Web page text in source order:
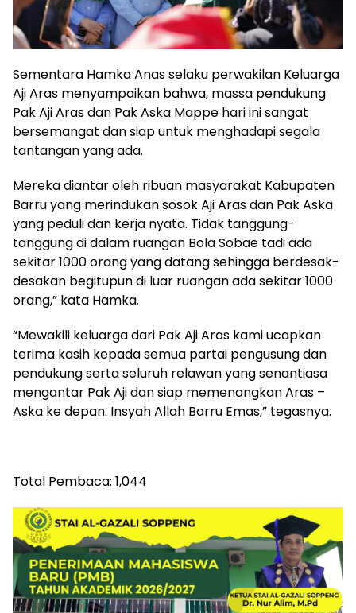
Sementara Hamka Anas selaku perwakilan Keluarga
Aji Aras menyampaikan bahwa, massa pendukung
Pak Aji Aras dan Pak Aska Mappe hari ini sangat
bersemangat dan siap untuk menghadapi segala
tantangan yang ada.
Mereka diantar oleh ribuan masyarakat Kabupaten
Barru yang merindukan sosok Aji Aras dan Pak Aska
yang peduli dan kerja nyata. Tidak tanggung-
tanggung di dalam ruangan Bola Sobae tadi ada
sekitar 1000 orang yang datang sehingga berdesak-
desakan begitupun di luar ruangan ada sekitar 1000
orang,” kata Hamka.
“Mewakili keluarga dari Pak Aji Aras kami ucapkan
terima kasih kepada semua partai pengusung dan
pendukung serta seluruh relawan yang senantiasa
mengantar Pak Aji dan siap memenangkan Aras –
Aska ke depan. Insyah Allah Barru Emas,” tegasnya.
Total Pembaca: 1,044